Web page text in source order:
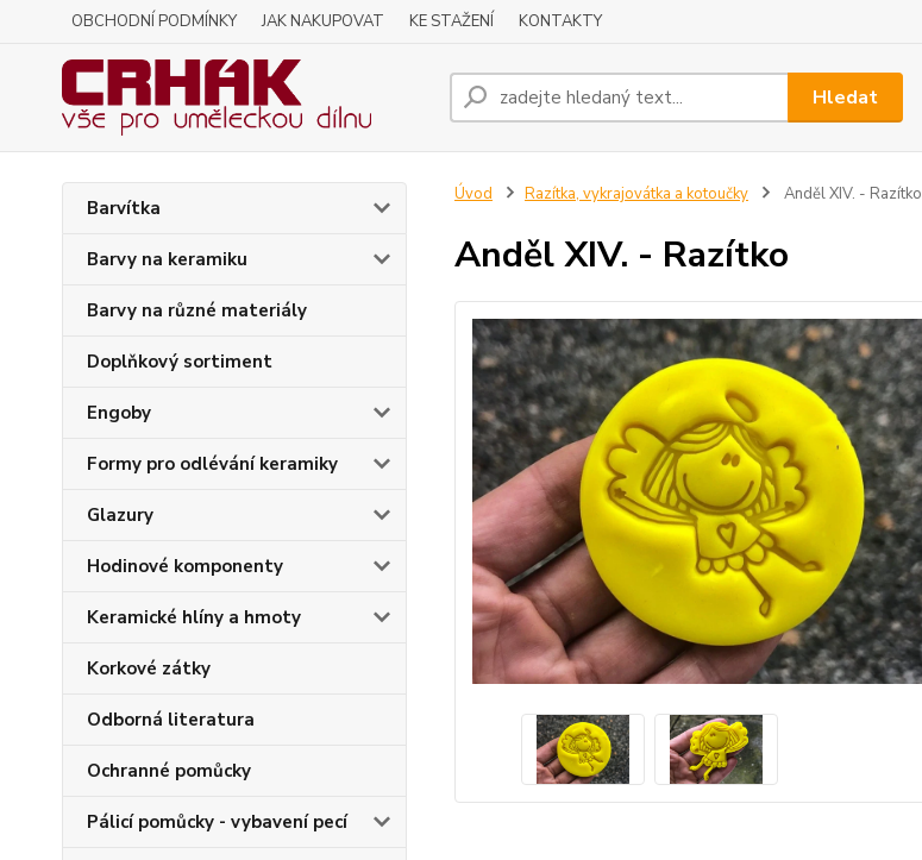
OBCHODNÍ PODMÍNKY JAK NAKUPOVAT KE STAŽENÍ KONTAKTY
Hledat
Barvítka
Barvy na keramiku
Barvy na různé materiály
Doplňkový sortiment
Engoby
Formy pro odlévání keramiky
Glazury
Hodinové komponenty
Keramické hlíny a hmoty
Korkové zátky
Odborná literatura
Ochranné pomůcky
Pálicí pomůcky - vybavení pecí
Úvod Razítka, vykrajovátka a kotoučky Anděl XIV. - Razítko
Anděl XIV. - Razítko